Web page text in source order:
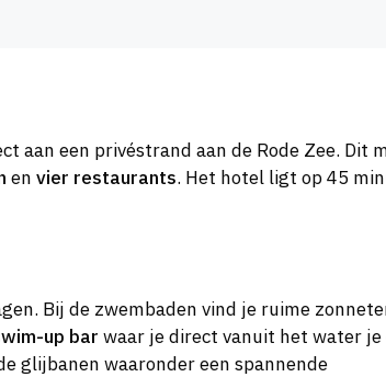
aan een privéstrand aan de Rode Zee. Dit
en vier restaurants. Het hotel ligt op 45
Bij de zwembaden vind je ruime
up bar waar je direct vanuit het water
glijbanen waaronder een spannende